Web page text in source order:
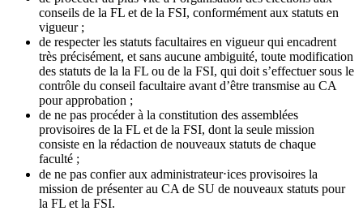
conseils de la FL et de la FSI, conformément aux statuts en
vigueur ;
de respecter les statuts facultaires en vigueur qui encadrent
très précisément, et sans aucune ambiguité, toute modification
des statuts de la la FL ou de la FSI, qui doit s’effectuer sous le
contrôle du conseil facultaire avant d’être transmise au CA
pour approbation ;
de ne pas procéder à la constitution des assemblées
provisoires de la FL et de la FSI, dont la seule mission
consiste en la rédaction de nouveaux statuts de chaque
faculté ;
de ne pas confier aux administrateur⋅ices provisoires la
mission de présenter au CA de SU de nouveaux statuts pour
la FL et la FSI.